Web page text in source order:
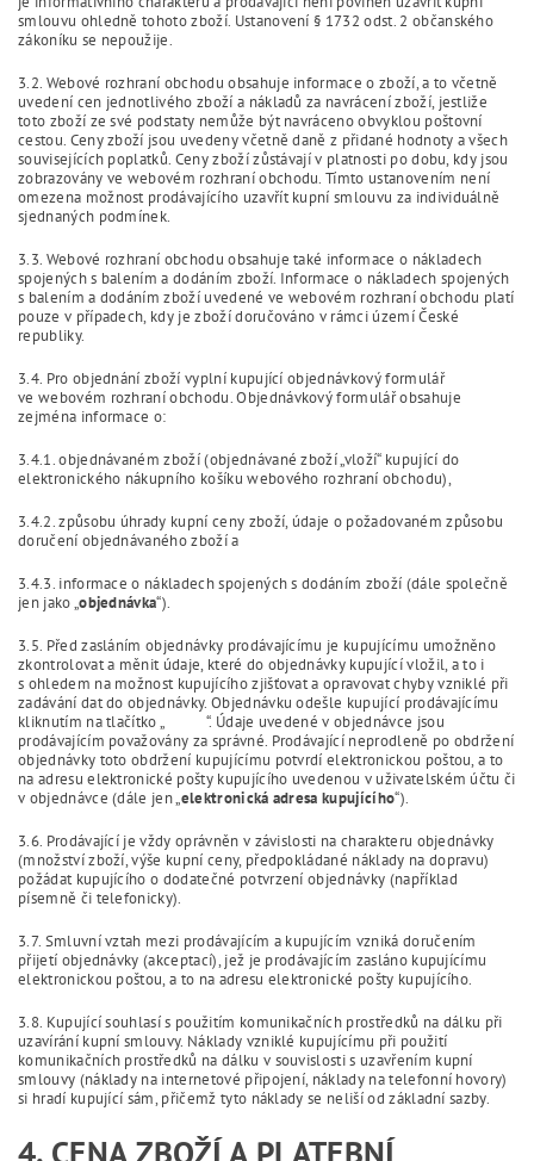
smlouvu ohledně tohoto zboží. Ustanovení § 1732 odst. 2 občanského
zákoníku se nepoužije.
3.2. Webové rozhraní obchodu obsahuje informace o zboží, a to včetně
uvedení cen jednotlivého zboží a nákladů za navrácení zboží, jestliže
toto zboží ze své podstaty nemůže být navráceno obvyklou poštovní
cestou. Ceny zboží jsou uvedeny včetně daně z přidané hodnoty a všech
souvisejících poplatků. Ceny zboží zůstávají v platnosti po dobu, kdy jsou
zobrazovány ve webovém rozhraní obchodu. Tímto ustanovením není
omezena možnost prodávajícího uzavřít kupní smlouvu za individuálně
sjednaných podmínek.
3.3. Webové rozhraní obchodu obsahuje také informace o nákladech
spojených s balením a dodáním zboží. Informace o nákladech spojených
s balením a dodáním zboží uvedené ve webovém rozhraní obchodu platí
pouze v případech, kdy je zboží doručováno v rámci území České
republiky.
3.4. Pro objednání zboží vyplní kupující objednávkový formulář
ve webovém rozhraní obchodu. Objednávkový formulář obsahuje
zejména informace o:
3.4.1. objednávaném zboží (objednávané zboží „vloží“ kupující do
elektronického nákupního košíku webového rozhraní obchodu),
3.4.2. způsobu úhrady kupní ceny zboží, údaje o požadovaném způsobu
doručení objednávaného zboží a
3.4.3. informace o nákladech spojených s dodáním zboží (dále společně
jen jako „objednávka“).
3.5. Před zasláním objednávky prodávajícímu je kupujícímu umožněno
zkontrolovat a měnit údaje, které do objednávky kupující vložil, a to i
s ohledem na možnost kupujícího zjišťovat a opravovat chyby vzniklé při
zadávání dat do objednávky. Objednávku odešle kupující prodávajícímu
kliknutím na tlačítko „ “. Údaje uvedené v objednávce jsou
prodávajícím považovány za správné. Prodávající neprodleně po obdržení
objednávky toto obdržení kupujícímu potvrdí elektronickou poštou, a to
na adresu elektronické pošty kupujícího uvedenou v uživatelském účtu či
v objednávce (dále jen „elektronická adresa kupujícího“).
3.6. Prodávající je vždy oprávněn v závislosti na charakteru objednávky
(množství zboží, výše kupní ceny, předpokládané náklady na dopravu)
požádat kupujícího o dodatečné potvrzení objednávky (například
písemně či telefonicky).
3.7. Smluvní vztah mezi prodávajícím a kupujícím vzniká doručením
přijetí objednávky (akceptací), jež je prodávajícím zasláno kupujícímu
elektronickou poštou, a to na adresu elektronické pošty kupujícího.
3.8. Kupující souhlasí s použitím komunikačních prostředků na dálku při
uzavírání kupní smlouvy. Náklady vzniklé kupujícímu při použití
komunikačních prostředků na dálku v souvislosti s uzavřením kupní
smlouvy (náklady na internetové připojení, náklady na telefonní hovory)
si hradí kupující sám, přičemž tyto náklady se neliší od základní sazby.